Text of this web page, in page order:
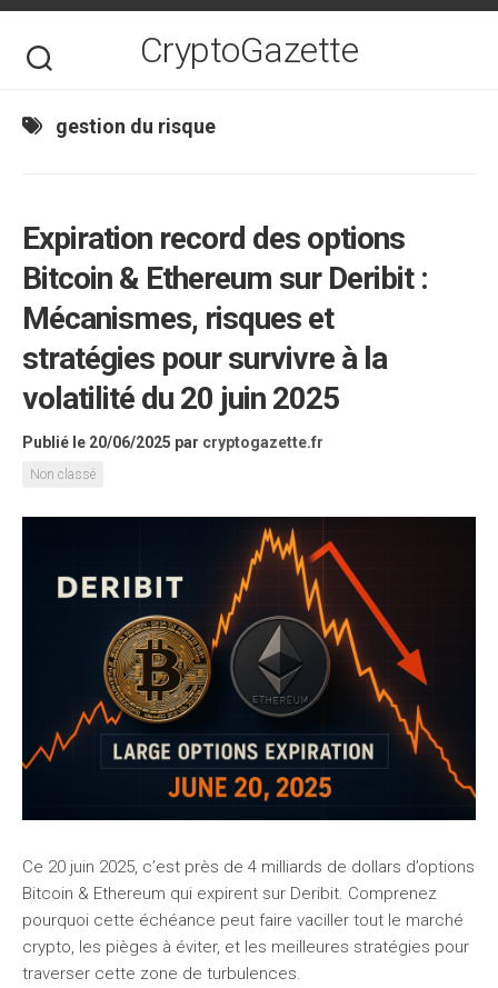
Skip
content
CryptoGazette
gestion du risque
Expiration record des options
Bitcoin & Ethereum sur Deribit :
Mécanismes, risques et
stratégies pour survivre à la
volatilité du 20 juin 2025
Publié le 20/06/2025 par cryptogazette.fr
Non classé
Ce 20 juin 2025, c’est près de 4 milliards de dollars d’options
Bitcoin & Ethereum qui expirent sur Deribit. Comprenez
pourquoi cette échéance peut faire vaciller tout le marché
crypto, les pièges à éviter, et les meilleures stratégies pour
traverser cette zone de turbulences.